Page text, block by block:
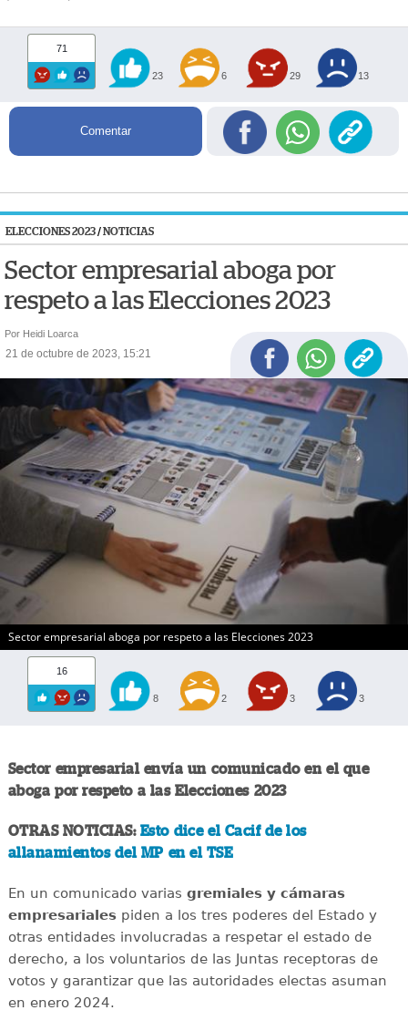
71
23 6 29 13
Comentar
ELECCIONES 2023/NOTICIAS
Sector empresarial aboga por
respeto a las Elecciones 2023
Por Heidi Loarca
21 de octubre de 2023, 15:21
Sector empresarial aboga por respeto a las Elecciones 2023
16
8 2 3 3
Sector empresarial envía un comunicado en el que
aboga por respeto a las Elecciones 2023
OTRAS NOTICIAS: Esto dice el Cacif de los
allanamientos del MP en el TSE
En un comunicado varias gremiales y cámaras
empresarialespiden a los tres poderes del Estado y
otras entidades involucradas a respetar el estado de
derecho, a los voluntarios de las Juntas receptoras de
votos y garantizar que las autoridades electas asuman
en enero 2024.